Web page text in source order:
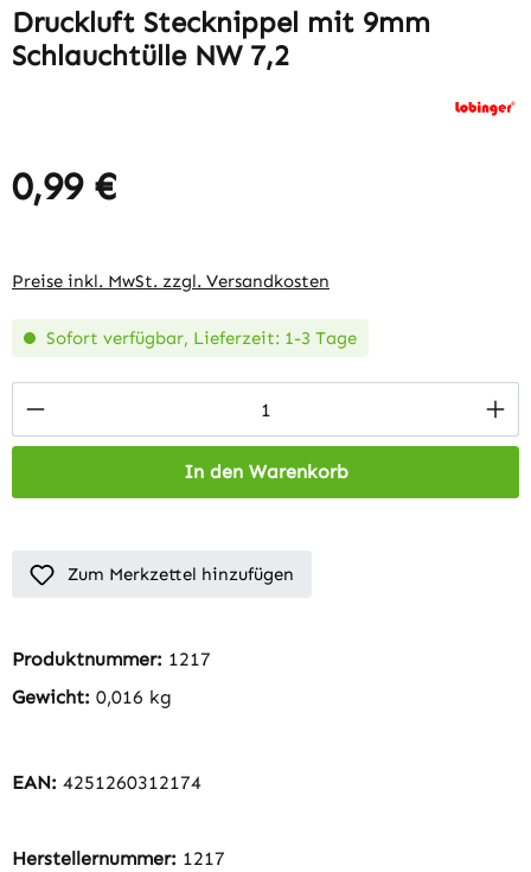
Druckluft Stecknippel mit 9mm
Schlauchtülle NW 7,2
Regulärer Preis:
0,99 €
Preise inkl. MwSt. zzgl. Versandkosten
Sofort verfügbar, Lieferzeit: 1-3 Tage
Produkt Anzahl: Gib den gewünschten
In den Warenkorb
Zum Merkzettel hinzufügen
Produktnummer: 1217
Gewicht: 0,016 kg
EAN: 4251260312174
Herstellernummer: 1217